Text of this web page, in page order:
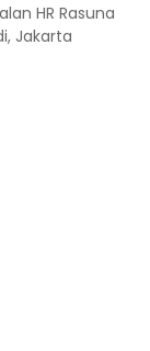
HR Rasuna
Jakarta